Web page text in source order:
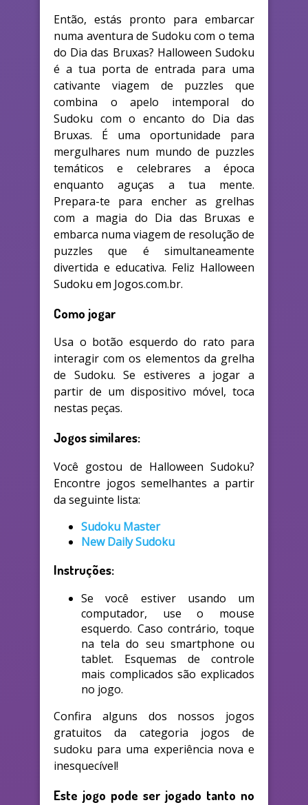
Então, estás pronto para embarcar
numa aventura de Sudoku com o tema
do Dia das Bruxas? Halloween Sudoku
é a tua porta de entrada para uma
cativante viagem de puzzles que
combina o apelo intemporal do
Sudoku com o encanto do Dia das
Bruxas. É uma oportunidade para
mergulhares num mundo de puzzles
temáticos e celebrares a época
enquanto aguças a tua mente.
Prepara-te para encher as grelhas
com a magia do Dia das Bruxas e
embarca numa viagem de resolução de
puzzles que é simultaneamente
divertida e educativa. Feliz Halloween
Sudoku em Jogos.com.br.
Como jogar
Usa o botão esquerdo do rato para
interagir com os elementos da grelha
de Sudoku. Se estiveres a jogar a
partir de um dispositivo móvel, toca
nestas peças.
Jogos similares:
Você gostou de Halloween Sudoku?
Encontre jogos semelhantes a partir
da seguinte lista:
Sudoku Master
New Daily Sudoku
Instruções:
Se você estiver usando um
computador, use o mouse
esquerdo. Caso contrário, toque
na tela do seu smartphone ou
tablet. Esquemas de controle
mais complicados são explicados
no jogo.
Confira alguns dos nossos jogos
gratuitos da categoria jogos de
sudoku para uma experiência nova e
inesquecível!
Este jogo pode ser jogado tanto no